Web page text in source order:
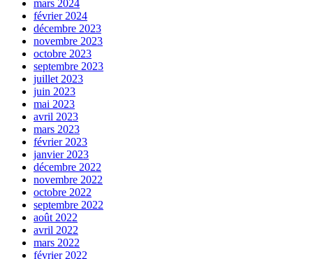
mars 2024
février 2024
décembre 2023
novembre 2023
octobre 2023
septembre 2023
juillet 2023
juin 2023
mai 2023
avril 2023
mars 2023
février 2023
janvier 2023
décembre 2022
novembre 2022
octobre 2022
septembre 2022
août 2022
avril 2022
mars 2022
février 2022